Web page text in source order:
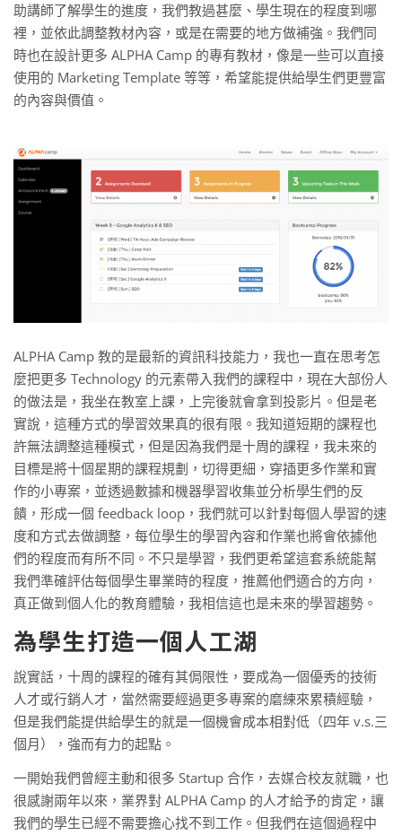
助講師了解學生的進度，我們教過甚麼、學生現在的程度到哪
裡，並依此調整教材內容，或是在需要的地方做補強。我們同
時也在設計更多 ALPHA Camp 的專有教材，像是一些可以直接
使用的 Marketing Template 等等，希望能提供給學生們更豐富
的內容與價值。
ALPHA Camp 教的是最新的資訊科技能力，我也一直在思考怎
麼把更多 Technology 的元素帶入我們的課程中，現在大部份人
的做法是，我坐在教室上課，上完後就會拿到投影片。但是老
實說，這種方式的學習效果真的很有限。我知道短期的課程也
許無法調整這種模式，但是因為我們是十周的課程，我未來的
目標是將十個星期的課程規劃，切得更細，穿插更多作業和實
作的小專案，並透過數據和機器學習收集並分析學生們的反
饋，形成一個 feedback loop，我們就可以針對每個人學習的速
度和方式去做調整，每位學生的學習內容和作業也將會依據他
們的程度而有所不同。不只是學習，我們更希望這套系統能幫
我們準確評估每個學生畢業時的程度，推薦他們適合的方向，
真正做到個人化的教育體驗，我相信這也是未來的學習趨勢。
為學生打造一個人工湖
說實話，十周的課程的確有其侷限性，要成為一個優秀的技術
人才或行銷人才，當然需要經過更多專案的磨練來累積經驗，
但是我們能提供給學生的就是一個機會成本相對低（四年 v.s.三
個月），強而有力的起點。
一開始我們曾經主動和很多 Startup 合作，去媒合校友就職，也
很感謝兩年以來，業界對 ALPHA Camp 的人才給予的肯定，讓
我們的學生已經不需要擔心找不到工作。但我們在這個過程中